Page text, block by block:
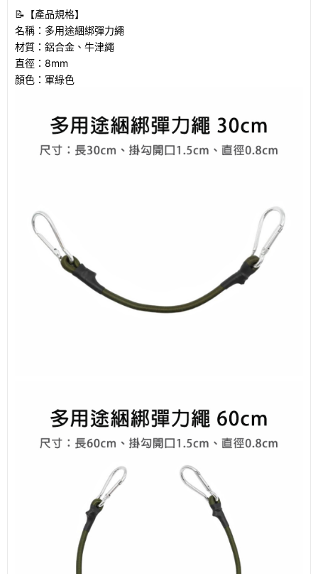
📝【產品規格】
名稱：多用途綑綁彈力繩
材質：鋁合金、牛津繩
直徑：8mm
顏色：軍綠色